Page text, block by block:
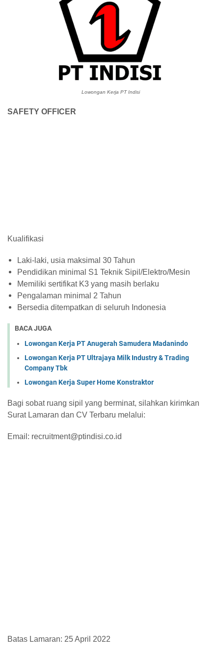
Lowongan Kerja PT Indisi
SAFETY OFFICER
Kualifikasi
Laki-laki, usia maksimal 30 Tahun
Pendidikan minimal S1 Teknik Sipil/Elektro/Mesin
Memiliki sertifikat K3 yang masih berlaku
Pengalaman minimal 2 Tahun
Bersedia ditempatkan di seluruh Indonesia
BACA JUGA
Lowongan Kerja PT Anugerah Samudera Madanindo
Lowongan Kerja PT Ultrajaya Milk Industry & Trading
Company Tbk
Lowongan Kerja Super Home Konstraktor
Bagi sobat ruang sipil yang berminat, silahkan kirimkan
Surat Lamaran dan CV Terbaru melalui:
Email: recruitment@ptindisi.co.id
Batas Lamaran: 25 April 2022